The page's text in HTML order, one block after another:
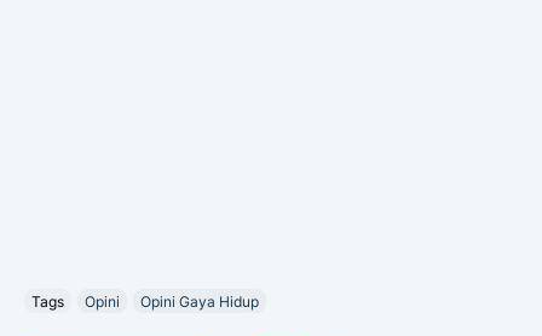
Tags Opini Opini Gaya Hidup